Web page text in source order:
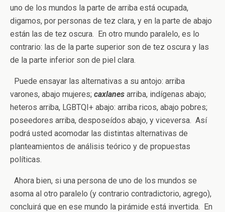
uno de los mundos la parte de arriba está ocupada,
digamos, por personas de tez clara, y en la parte de abajo
están las de tez oscura. En otro mundo paralelo, es lo
contrario: las de la parte superior son de tez oscura y las
de la parte inferior son de piel clara.
Puede ensayar las alternativas a su antojo: arriba
varones, abajo mujeres; caxlanes arriba, indígenas abajo;
heteros arriba, LGBTQI+ abajo: arriba ricos, abajo pobres;
poseedores arriba, desposeídos abajo, y viceversa. Así
podrá usted acomodar las distintas alternativas de
planteamientos de análisis teórico y de propuestas
políticas.
Ahora bien, si una persona de uno de los mundos se
asoma al otro paralelo (y contrario contradictorio, agrego),
concluirá que en ese mundo la pirámide está invertida. En